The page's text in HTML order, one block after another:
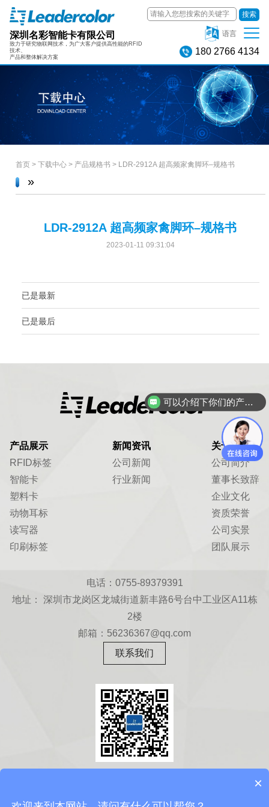
深圳名彩智能卡有限公司
致力于研究物联网技术，为广大客户提供高性能的RFID
技术、
产品和整体解决方案
搜索
语言
180 2766 4134
首页> 下载中心> 产品规格书 > LDR-2912A 超高频家禽脚环–规格书
»
LDR-2912A 超高频家禽脚环–规格书
2023-01-11 09:31:04
已是最新
已是最后
产品展示
RFID标签
智能卡
塑料卡
动物耳标
读写器
印刷标签
新闻资讯
公司新闻
行业新闻
关于我们
公司简介
董事长致辞
企业文化
资质荣誉
公司实景
团队展示
电话：0755-89379391
地址： 深圳市龙岗区龙城街道新丰路6号台中工业区A11栋
2楼
邮箱：56236367@qq.com
联系我们
可以介绍下你们的产品么？
×